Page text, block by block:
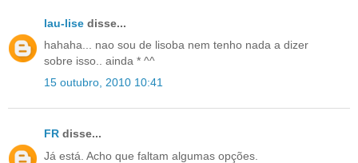
lau-lise disse...
hahaha... nao sou de lisoba nem tenho nada a dizer
sobre isso.. ainda * ^^
15 outubro, 2010 10:41
FR disse...
Já está. Acho que faltam algumas opções.